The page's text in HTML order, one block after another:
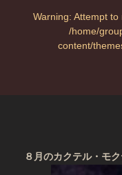
Warning: Attempt
/home/
content/
８月のカクテル・モ